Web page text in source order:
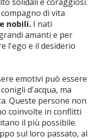
di vita
nobili. I nati
amanti e per
l'ego e il desiderio
emotivi può essere
d'acqua, ma
Queste persone non
coinvolte in conflitti
il più possibile.
sul loro passato, al